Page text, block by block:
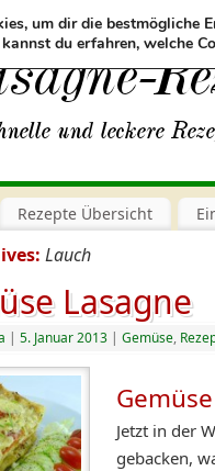
Rezepte Übersicht
Lauch
Lasagne
| 5. Januar 2013 | Gemüse,
Jetzt in der
gebacken,
um dir die bestmögliche
kannst du erfahren, welche